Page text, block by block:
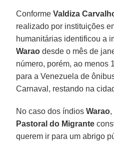
ConformeValdiza
realizado por instituições
humanitárias identificou a
Warao desde o mês de
número, porém, ao menos
para a Venezuela de
Carnaval, restando na
No caso dos índiosWarao,
Pastoral do Migrante
querem ir para um abrigo